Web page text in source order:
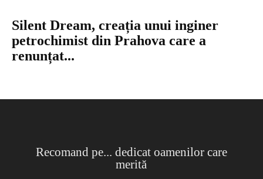
Silent Dream, creația unui inginer
petrochimist din Prahova care a
renunțat...
Recomand pe... dedicat oamenilor care
merită